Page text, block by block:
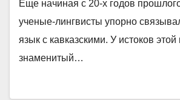
Еще начиная с 20-х годов
ученые-лингвисты упорно
язык с кавказскими. У истоков этой
знаменитый…